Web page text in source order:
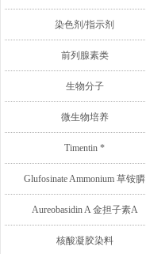
染色剂/指示剂
前列腺素类
生物分子
微生物培养
Timentin *
Glufosinate Ammonium 草铵膦
Aureobasidin A 金担子素A
核酸凝胶染料